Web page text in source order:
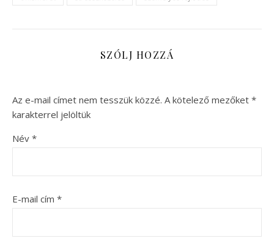
SZÓLJ HOZZÁ
Az e-mail címet nem tesszük közzé. A kötelező mezőket *
karakterrel jelöltük
Név *
E-mail cím *